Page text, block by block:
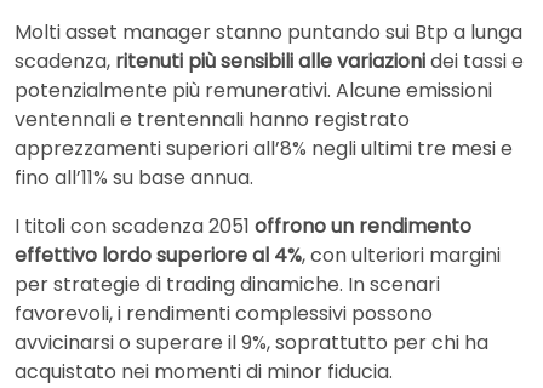
Molti asset manager stanno puntando sui Btp a lunga
scadenza, ritenuti più sensibili alle variazionidei tassi e
potenzialmente più remunerativi. Alcune emissioni
ventennali e trentennali hanno registrato
apprezzamenti superiori all’8% negli ultimi tre mesi e
fino all’11% su base annua.
I titoli con scadenza 2051 offrono un rendimento
effettivo lordo superiore al 4%, con ulteriori margini
per strategie di trading dinamiche. In scenari
favorevoli, i rendimenti complessivi possono
avvicinarsi o superare il 9%, soprattutto per chi ha
acquistato nei momenti di minor fiducia.